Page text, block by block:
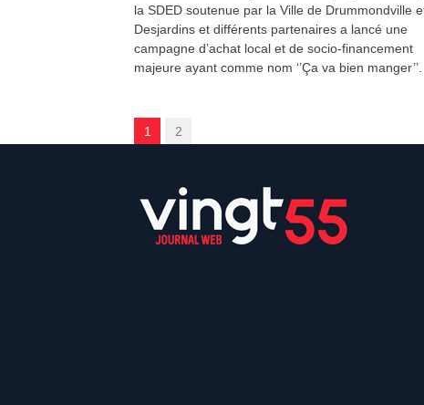
la SDED soutenue par la Ville de Drummondville
Desjardins et différents partenaires a lancé une
campagne d’achat local et de socio-financement
majeure ayant comme nom ‘’Ça va bien manger’’.
1 2